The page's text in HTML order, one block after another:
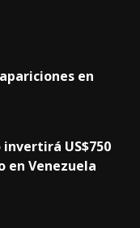
en
US$750
en Venezuela